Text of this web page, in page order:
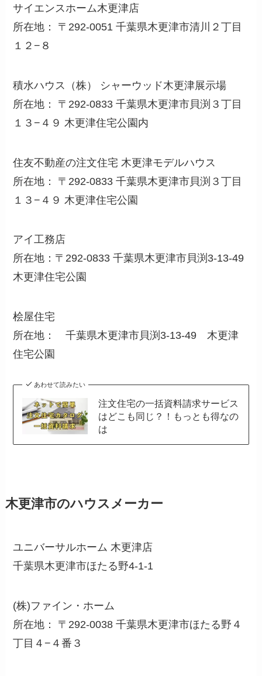
サイエンスホーム木更津店
所在地： 〒292-0051 千葉県木更津市清川２丁目
１２−８
積水ハウス（株） シャーウッド木更津展示場
所在地： 〒292-0833 千葉県木更津市貝渕３丁目
１３−４９ 木更津住宅公園内
住友不動産の注文住宅 木更津モデルハウス
所在地： 〒292-0833 千葉県木更津市貝渕３丁目
１３−４９ 木更津住宅公園
アイ工務店
所在地：〒292-0833 千葉県木更津市貝渕3-13-49
木更津住宅公園
桧屋住宅
所在地： 千葉県木更津市貝渕3-13-49 木更津
住宅公園
あわせて読みたい
注文住宅の一括資料請求サービス
はどこも同じ？！もっとも得なの
は
木更津市のハウスメーカー
ユニバーサルホーム 木更津店
千葉県木更津市ほたる野4-1-1
(株)ファイン・ホーム
所在地： 〒292-0038 千葉県木更津市ほたる野４
丁目４−４番３